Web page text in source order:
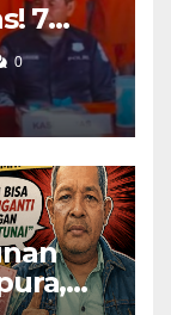
7
0